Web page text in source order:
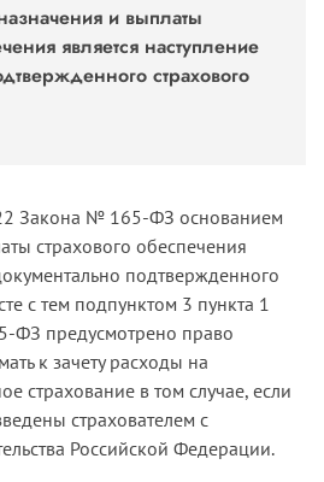
и выплаты
является наступление
страхового
22 Закона № 165-ФЗ основанием
страхового обеспечения
подтвержденного
с тем подпунктом 3 пункта 1
ФЗ предусмотрено право
к зачету расходы на
страхование в том случае, если
страхователем с
Российской Федерации.